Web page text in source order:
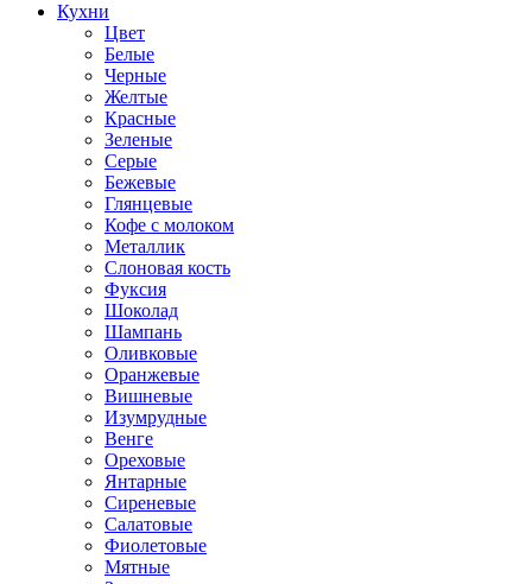
Кухни
Цвет
Белые
Черные
Желтые
Красные
Зеленые
Серые
Бежевые
Глянцевые
Кофе с молоком
Металлик
Слоновая кость
Фуксия
Шоколад
Шампань
Оливковые
Оранжевые
Вишневые
Изумрудные
Венге
Ореховые
Янтарные
Сиреневые
Салатовые
Фиолетовые
Мятные